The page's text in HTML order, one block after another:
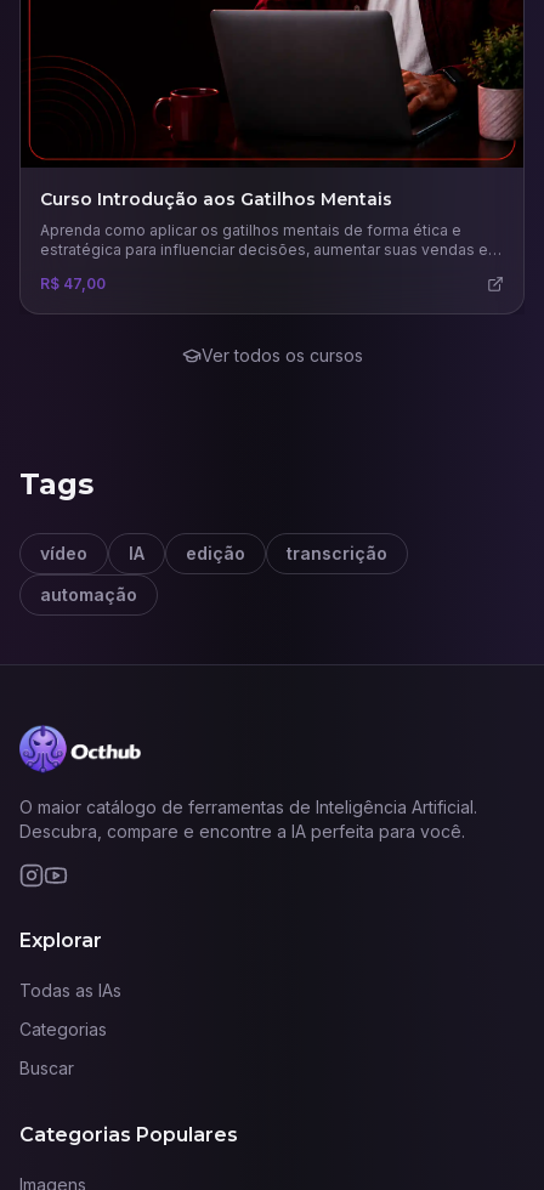
Curso Introdução aos Gatilhos Mentais
Aprenda como aplicar os gatilhos mentais de forma ética e
estratégica para influenciar decisões, aumentar suas vendas e
R$ 47,00
Ver todos os cursos
Tags
vídeo IA edição
transcrição
automação
O maior catálogo de ferramentas de Inteligência Artificial.
Descubra, compare e encontre a IA perfeita para você.
Explorar
Todas as IAs
Categorias
Buscar
Categorias Populares
Imagens